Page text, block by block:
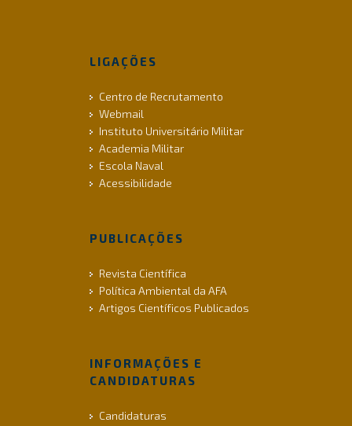
LIGAÇÕES
Centro de Recrutamento
Webmail
Instituto Universitário Militar
Academia Militar
Escola Naval
Acessibilidade
PUBLICAÇÕES
Revista Científica
Política Ambiental da AFA
Artigos Científicos Publicados
INFORMAÇÕES E
CANDIDATURAS
Candidaturas